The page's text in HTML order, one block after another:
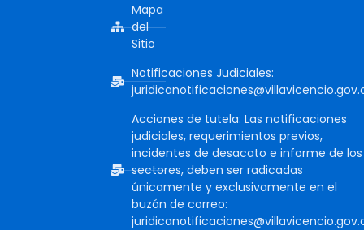
Mapa
del
Sitio
Notificaciones Judiciales:
Acciones de tutela: Las notificaciones
judiciales, requerimientos previos,
incidentes de desacato e informe de los
sectores, deben ser radicadas
únicamente y exclusivamente en el
buzón de correo: